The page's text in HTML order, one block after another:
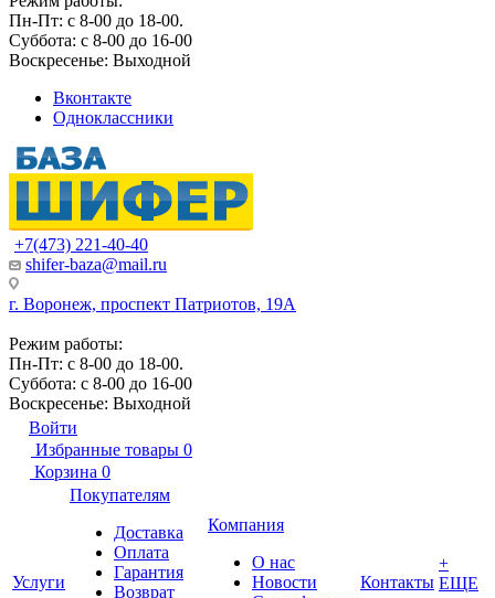
Пн-Пт: с 8-00 до 18-00.
Суббота: с 8-00 до 16-00
Воскресенье: Выходной
Вконтакте
Одноклассники
+7(473) 221-40-40
shifer-baza@mail.ru
г. Воронеж, проспект Патриотов, 19А
Режим работы:
Пн-Пт: с 8-00 до 18-00.
Суббота: с 8-00 до 16-00
Воскресенье: Выходной
Войти
Избранные товары 0
Корзина 0
Услуги
Покупателям
Доставка
Оплата
Гарантия
Возврат
Компания
О нас
Новости
Контакты
+
ЕЩЕ